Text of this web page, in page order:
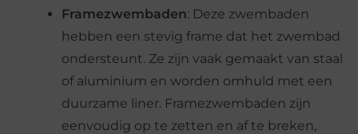
Framezwembaden: Deze zwembaden
hebben een stevig frame dat het zwembad
ondersteunt. Ze zijn vaak gemaakt van staal
of aluminium en worden omhuld met een
duurzame liner. Framezwembaden zijn
eenvoudig op te zetten en af te breken,